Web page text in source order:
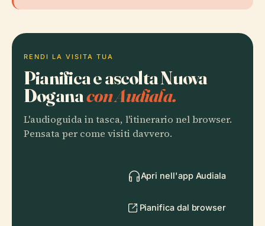
RENDI LA VISITA TUA
Pianifica e ascolta Nuova
Doganacon Audiala.
L'audioguida in tasca, l'itinerario nel browser.
Pensata per come visiti davvero.
Apri nell'app Audiala
Pianifica dal browser